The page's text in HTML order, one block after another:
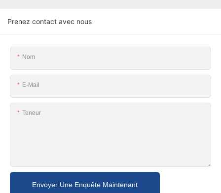
Prenez contact avec nous
Nom
E-Mail
Teneur
Envoyer Une Enquête Maintenant